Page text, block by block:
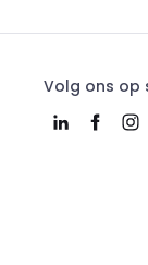
Volg ons op